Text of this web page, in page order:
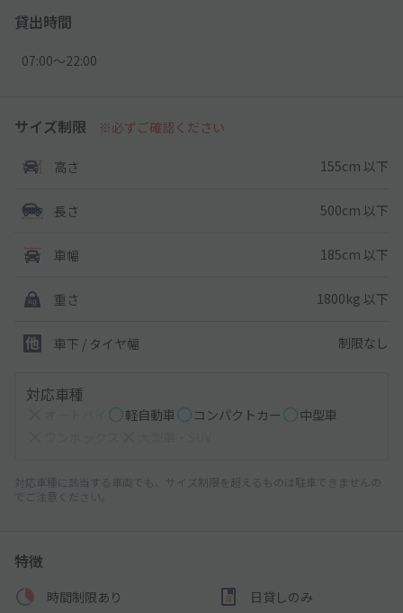
貸出時間
07:00〜22:00
サイズ制限 ※必ずご確認ください
高さ 155cm 以下
長さ 500cm 以下
車幅 185cm 以下
重さ 1800kg 以下
車下 / タイヤ幅 制限なし
対応車種
軽自動車 コンパクトカー
中型車
対応車種に該当する車両でも、サイズ制限を超えるものは駐車できませんの
でご注意ください。
特徴
時間制限あり 日貸しのみ